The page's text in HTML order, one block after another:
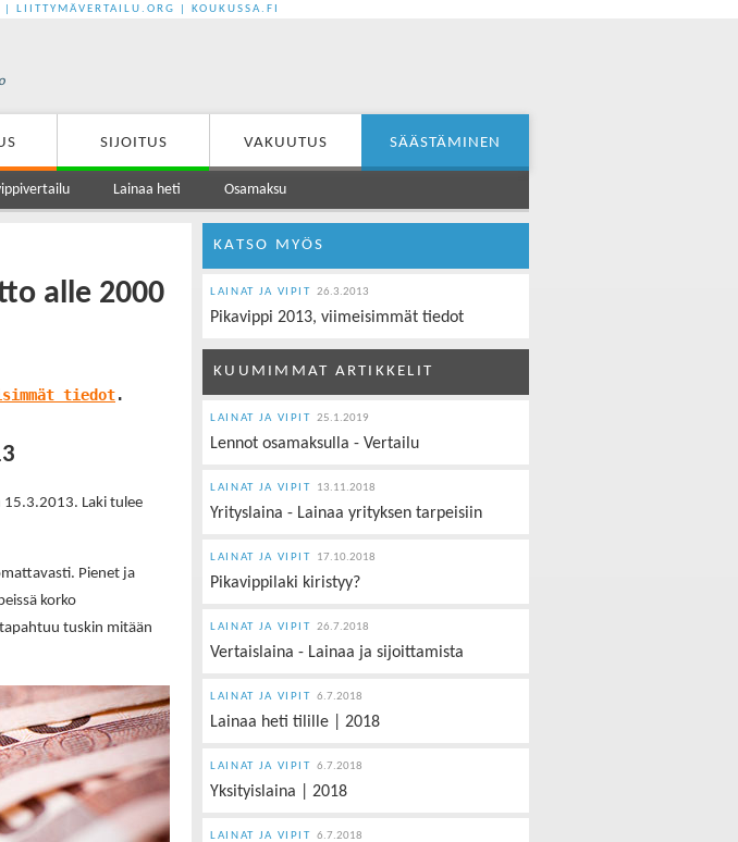
LIITTYMÄVERTAILU.ORG KOUKUSSA.FI
SIJOITUS VAKUUTUS SÄÄSTÄMINEN
Lainaa heti Osamaksu
alle 2000
tiedot.
Laki tulee
Pienet ja
korko
tuskin mitään
KATSO MYÖS
LAINAT JA VIPIT 26.3.2013
Pikavippi 2013, viimeisimmät tiedot
KUUMIMMAT ARTIKKELIT
LAINAT JA VIPIT 25.1.2019
Lennot osamaksulla - Vertailu
LAINAT JA VIPIT 13.11.2018
Yrityslaina - Lainaa yrityksen tarpeisiin
LAINAT JA VIPIT 17.10.2018
Pikavippilaki kiristyy?
LAINAT JA VIPIT 26.7.2018
Vertaislaina - Lainaa ja sijoittamista
LAINAT JA VIPIT 6.7.2018
Lainaa heti tilille | 2018
LAINAT JA VIPIT 6.7.2018
Yksityislaina | 2018
LAINAT JA VIPIT 6.7.2018